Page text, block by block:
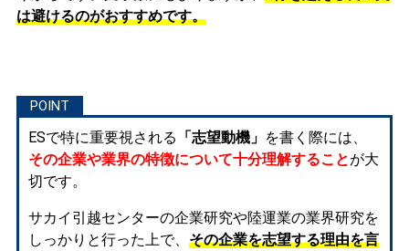
は避けるのがおすすめです。
ESで特に重要視される 「志望動機」 を書く際には、
その企業や業界の特徴について十分理解することが大
切です。
サカイ引越センターの企業研究や陸運業の業界研究を
しっかりと行った上で、 その企業を志望する理由を言